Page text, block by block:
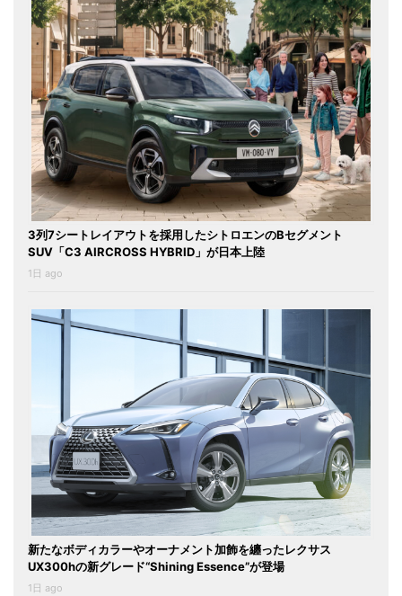
3列7シートレイアウトを採用したシトロエンのBセグメント
SUV「C3 AIRCROSS HYBRID」が日本上陸
1日 ago
新たなボディカラーやオーナメント加飾を纏ったレクサス
UX300hの新グレード“Shining Essence”が登場
1日 ago